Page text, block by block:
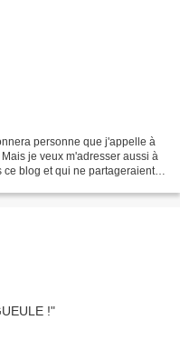
personne que j'appelle à
je veux m'adresser aussi à
blog et qui ne partageraient